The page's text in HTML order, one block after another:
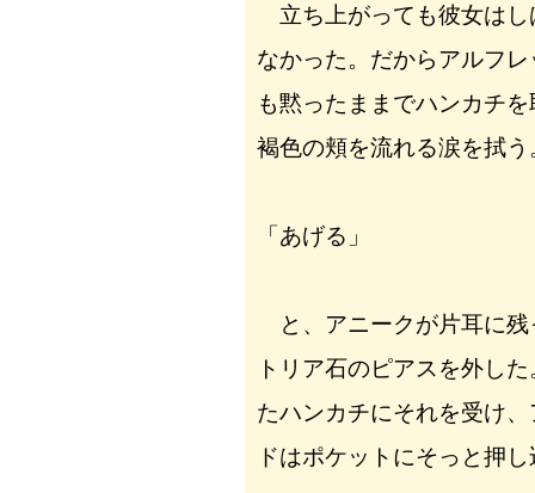
立ち上がっても彼女はし
なかった。だからアルフ
も黙ったままでハンカチ
褐色の頬を流れる涙を拭う
「あげる」
と、アニークが片耳に残
トリア石のピアスを外し
たハンカチにそれを受け
ドはポケットにそっと押